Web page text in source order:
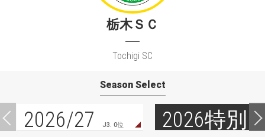
栃木ＳＣ
Tochigi SC
Season Select
2026/27 J3. 0位 2026特別